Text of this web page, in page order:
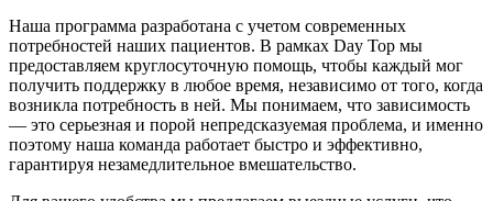
Наша программа разработана с учетом современных
потребностей наших пациентов. В рамках Day Top мы
предоставляем круглосуточную помощь, чтобы каждый мог
получить поддержку в любое время, независимо от того, когда
возникла потребность в ней. Мы понимаем, что зависимость
— это серьезная и порой непредсказуемая проблема, и именно
поэтому наша команда работает быстро и эффективно,
гарантируя незамедлительное вмешательство.